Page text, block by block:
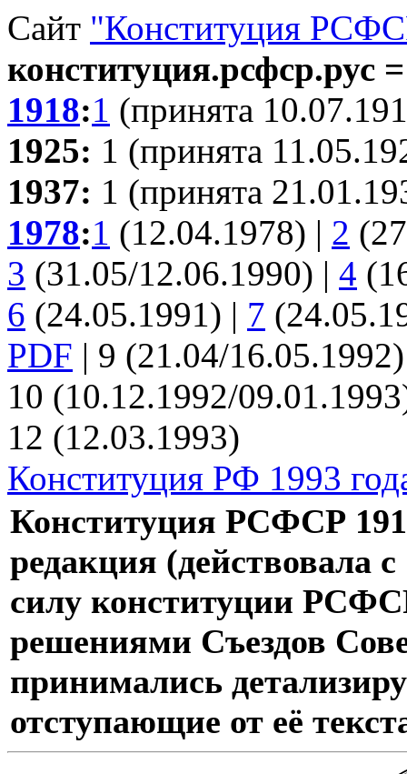
Сайт "Конституция
конституция.рсфср.рус
1918:1 (принята
1925: 1 (принята
1937: 1 (принята
1978:1 (12.04.1978) | 2
3 (31.05/12.06.1990) | 4
6 (24.05.1991) | 7
PDF | 9 (21.04/
10 (10.12.1992/
12 (12.03.1993)
Конституция РФ 1993
Конституция РСФСР
редакция (действовала
силу конституции
решениями Съездов
принимались
отступающие от её